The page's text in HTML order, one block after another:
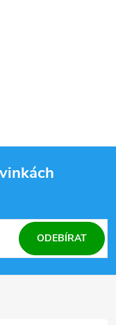
ODEBÍRAT